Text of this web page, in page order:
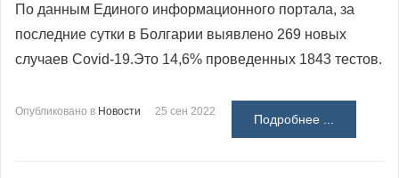
По данным Единого информационного портала, за
последние сутки в Болгарии выявлено 269 новых
случаев Covid-19.Это 14,6% проведенных 1843 тестов.
Опубликовано в Новости 25 сен 2022
Подробнее ...